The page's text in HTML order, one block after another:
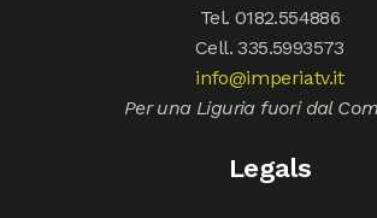
Tel. 0182.554886
Cell. 335.5993573
info@imperiatv.it
Per una Liguria fuori dal
Legals